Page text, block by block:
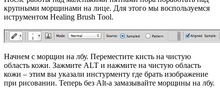
крупными морщинами на лице. Для этого мы воспользуемся
иструментом Healing Brush Tool.
Начнем с морщин на лбу. Переместите кисть на чистую
область кожи. Зажмите ALT и нажмите на чистую область
кожи – этим вы указали инстурменту где брать изображение
при рисовании. Теперь без Alt-а замазывайте морщины на лбу.